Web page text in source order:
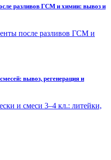
разливов ГСМ и химии: вывоз и
после разливов ГСМ и
вывоз, регенерация и
и смеси 3–4 кл.: литейки,